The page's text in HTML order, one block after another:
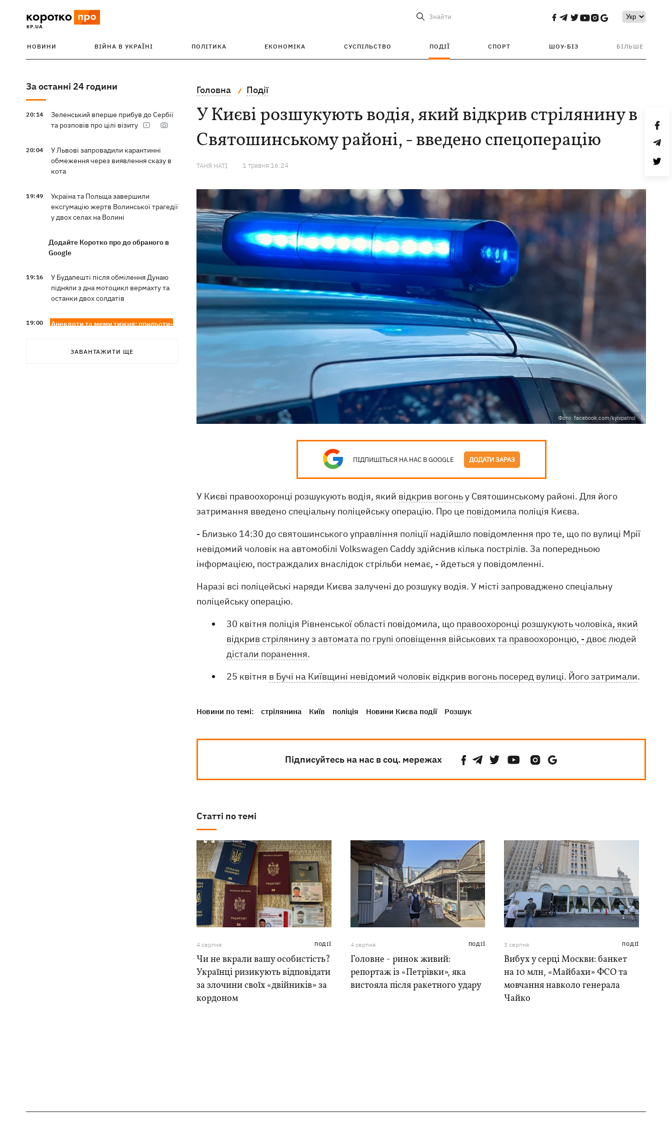
Знайти
НОВИНИ ВІЙНА В УКРАЇНІ ПОЛІТИКА ЕКОНОМІКА СУСПІЛЬСТВО ПОДІЇ СПОРТ ШОУ-БІЗ БІЛЬШЕ
За останні 24 години
20:14
Зеленський вперше прибув до Сербії
та розповів про цілі візиту
20:04
У Львові запровадили карантинні
обмеження через виявлення сказу в
кота
19:49
Україна та Польща завершили
ексгумацію жертв Волинської трагедії
у двох селах на Волині
Додайте Коротко про до обраного в
Google
19:16
У Будапешті після обмілення Дунаю
підняли з дна мотоцикл вермахту та
останки двох солдатів
19:00
Анекдоти та меми тижня: прильоти-
кабачкамиЗАВАНТАЖИТИ ЩЕ
Головна Події
У Києві розшукують водія, який відкрив стрілянину в
Святошинському районі, - введено спецоперацію
ТАНЯ НАТІ 1 травня 16:24
Фото: facebook.com/kyivpatrol
ПІДПИШІТЬСЯ НА НАС В GOOGLE ДОДАТИ ЗАРАЗ
У Києві правоохоронці розшукують водія, який відкрив вогоньу Святошинському районі. Для його
затримання введено спеціальну поліцейську операцію. Про це повідомила поліція Києва.
- Близько 14:30 до святошинського управління поліції надійшло повідомлення про те, що по вулиці Мрії
невідомий чоловік на автомобілі Volkswagen Caddy здійснив кілька пострілів. За попередньою
інформацією, постраждалих внаслідок стрільби немає, - йдеться у повідомленні.
Наразі всі поліцейські наряди Києва залучені до розшуку водія. У місті запроваджено спеціальну
поліцейську операцію.
30 квітня поліція Рівненської області повідомила, що правоохоронці розшукують чоловіка, який
відкрив стрілянину з автомата по групі оповіщення військових та правоохоронцю, - двоє людей
дістали поранення.
25 квітня в Бучі на Київщині невідомий чоловік відкрив вогонь посеред вулиці. Його затримали.
Новини по темі: стрілянина Київ поліція Новини Києва події Розшук
Підписуйтесь на нас в соц. мережах
Статті по темі
4 серпня ПОДІЇ
Чи не вкрали вашу особистість?
Українці ризикують відповідати
за злочини своїх «двійників» за
кордоном
4 серпня ПОДІЇ
Головне - ринок живий:
репортаж із «Петрівки», яка
вистояла після ракетного удару
3 серпня ПОДІЇ
Вибух у серці Москви: банкет
на 10 млн, «Майбахи» ФСО та
мовчання навколо генерала
Чайко